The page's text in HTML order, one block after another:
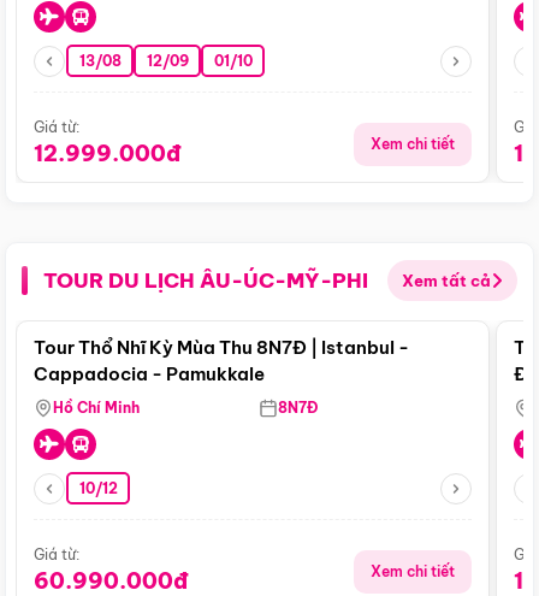
13/08 12/09 01/10
Giá từ:
12.999.000đ Xem chi tiết
TOUR DU LỊCH ÂU-ÚC-MỸ-PHI Xem tất cả
Điểm nổi bật
Tour Thổ Nhĩ Kỳ Mùa Thu 8N7Đ | Istanbul -
Cappadocia - Pamukkale
Hồ Chí Minh 8N7Đ
10/12
Giá từ:
60.990.000đ Xem chi tiết